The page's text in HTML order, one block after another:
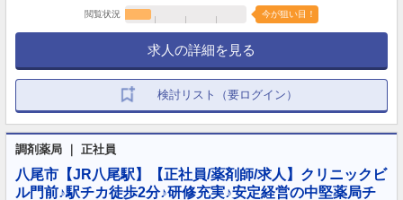
閲覧状況 今が狙い目！
求人の詳細を見る
検討リスト（要ログイン）
調剤薬局 ｜ 正社員
八尾市【JR八尾駅】【正社員/薬剤師/求人】クリニックビ
ル門前♪駅チカ徒歩2分♪研修充実♪安定経営の中堅薬局チ